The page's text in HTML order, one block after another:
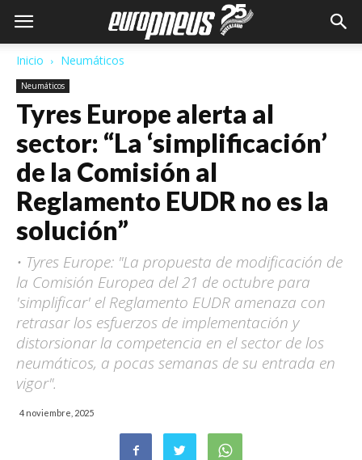
Inicio Neumáticos
Neumáticos
Tyres Europe alerta al
sector: “La ‘simplificación’
de la Comisión al
Reglamento EUDR no es la
solución”
• Tyres Europe: "La propuesta de modificación de
la Comisión Europea del 21 de octubre para
'simplificar' el Reglamento EUDR amenaza con
retrasar los esfuerzos de implementación y
distorsionar la competencia en el sector de los
neumáticos, a pocas semanas de su entrada en
vigor".
4 noviembre, 2025